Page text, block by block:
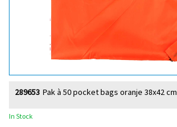
Pak à 50 pocket bags oranje 38x42 cm
289653
In Stock